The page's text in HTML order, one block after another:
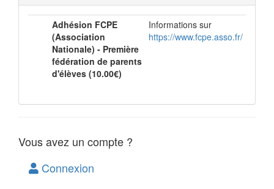
Adhésion FCPE
(Association
Nationale) - Première
fédération de parents
d'élèves (10.00€)
Informations sur
https://www.fcpe.asso.fr/
Vous avez un compte ?
Connexion